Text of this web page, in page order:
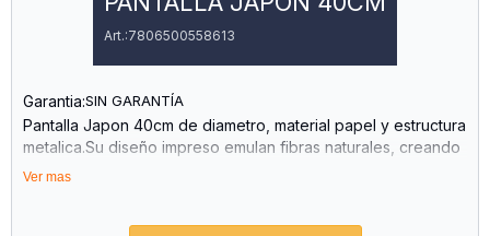
7806500558613
Garantia:SIN GARANTÍA
Pantalla Japon 40cm de diametro, material papel y estructura
metalica.Su diseño impreso emulan fibras naturales, creando
un efecto visual cálido y orgánico. Un diseño que respeta la
Ver mas